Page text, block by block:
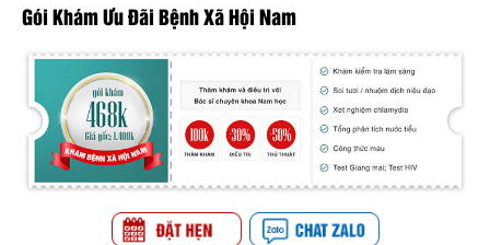
Gói Khám Ưu Đãi Bệnh Xã Hội Nam